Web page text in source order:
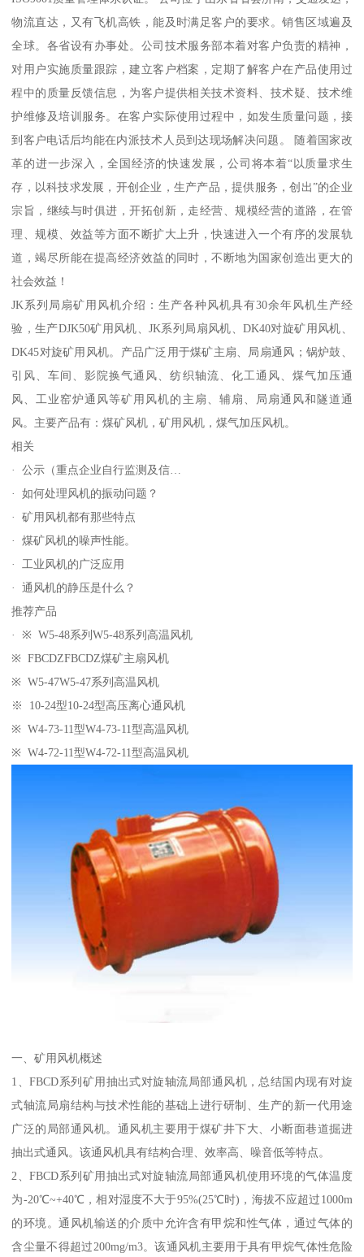
物流直达，又有飞机高铁，能及时满足客户的要求。销售区域遍及
全球。各省设有办事处。公司技术服务部本着对客户负责的精神，
对用户实施质量跟踪，建立客户档案，定期了解客户在产品使用过
程中的质量反馈信息，为客户提供相关技术资料、技术疑、技术维
护维修及培训服务。在客户实际使用过程中，如发生质量问题，接
到客户电话后均能在内派技术人员到达现场解决问题。 随着国家改
革的进一步深入，全国经济的快速发展，公司将本着“以质量求生
存，以科技求发展，开创企业，生产产品，提供服务，创出”的企业
宗旨，继续与时俱进，开拓创新，走经营、规模经营的道路，在管
理、规模、效益等方面不断扩大上升，快速进入一个有序的发展轨
道，竭尽所能在提高经济效益的同时，不断地为国家创造出更大的
社会效益！
JK系列局扇矿用风机介绍：生产各种风机具有30余年风机生产经
验，生产DJK50矿用风机、JK系列局扇风机、DK40对旋矿用风机、
DK45对旋矿用风机。产品广泛用于煤矿主扇、局扇通风；锅炉鼓、
引风、车间、影院换气通风、纺织轴流、化工通风、煤气加压通
风、工业窑炉通风等矿用风机的主扇、辅扇、局扇通风和隧道通
风。主要产品有：煤矿风机，矿用风机，煤气加压风机。
相关
· 公示（重点企业自行监测及信…
· 如何处理风机的振动问题？
· 矿用风机都有那些特点
· 煤矿风机的噪声性能。
· 工业风机的广泛应用
· 通风机的静压是什么？
推荐产品
· ※ W5-48系列W5-48系列高温风机
※ FBCDZFBCDZ煤矿主扇风机
※ W5-47W5-47系列高温风机
※ 10-24型10-24型高压离心通风机
※ W4-73-11型W4-73-11型高温风机
※ W4-72-11型W4-72-11型高温风机
一、矿用风机概述
1、FBCD系列矿用抽出式对旋轴流局部通风机，总结国内现有对旋
式轴流局扇结构与技术性能的基础上进行研制、生产的新一代用途
广泛的局部通风机。通风机主要用于煤矿井下大、小断面巷道掘进
抽出式通风。该通风机具有结构合理、效率高、噪音低等特点。
2、FBCD系列矿用抽出式对旋轴流局部通风机使用环境的气体温度
为-20℃~+40℃，相对湿度不大于95%(25℃时)，海拔不应超过1000m
的环境。通风机输送的介质中允许含有甲烷和性气体，通过气体的
含尘量不得超过200mg/m3。该通风机主要用于具有甲烷气体性危险